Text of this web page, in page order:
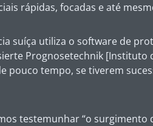
rápidas, focadas e até
suíça utiliza o software de
Prognosetechnik [Instituto
tempo, se tiverem
testemunhar “o